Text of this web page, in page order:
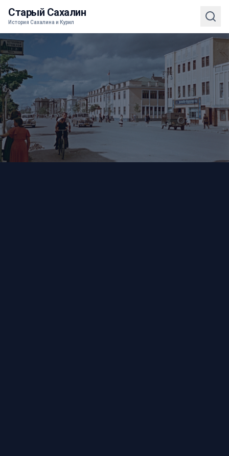
Старый Сахалин
История Сахалина и Курил